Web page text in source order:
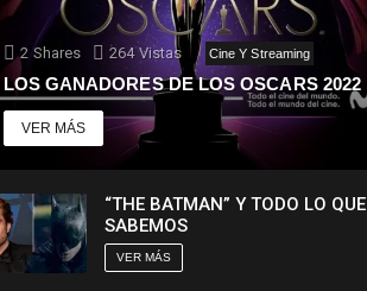
2 Shares 264 Vistas Cine Y Streaming
LOS GANADORES DE LOS OSCARS 2022
VER MÁS
“THE BATMAN” Y TODO LO QUE
SABEMOS
VER MÁS